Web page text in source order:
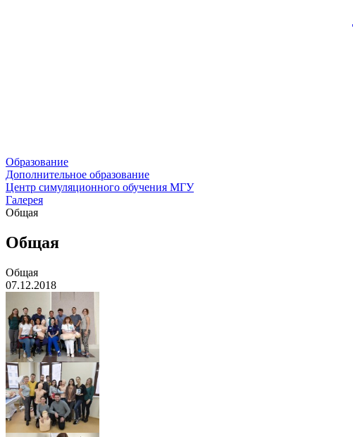
Образование
Дополнительное образование
Центр симуляционного обучения МГУ
Галерея
Общая
Общая
Общая
07.12.2018